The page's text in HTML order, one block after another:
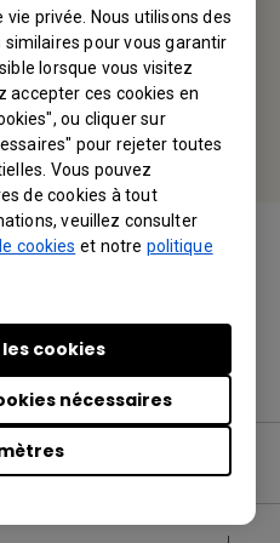
privée. Nous utilisons des
pour vous garantir
lorsque vous visitez
accepter ces cookies en
ou cliquer sur
pour rejeter toutes
Vous pouvez
de cookies à tout
veuillez consulter
cookies et notre politique
nécessaires
cookies